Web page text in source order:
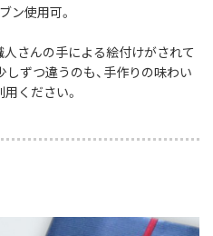
ン使用可。
さんの手による絵付けがされて
ずつ違うのも、手作りの味わい
ください。